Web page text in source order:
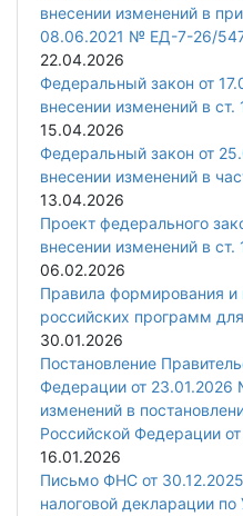
внесении изменений в
08.06.2021 № ЕД-7-26/
22.04.2026
Федеральный закон от
внесении изменений в
15.04.2026
Федеральный закон от
внесении изменений в
13.04.2026
Проект федерального
внесении изменений в
06.02.2026
Правила формирования и
российских программ
30.01.2026
Постановление
Федерации от
изменений в
Российской Федерации
16.01.2026
Письмо ФНС от
налоговой декларации